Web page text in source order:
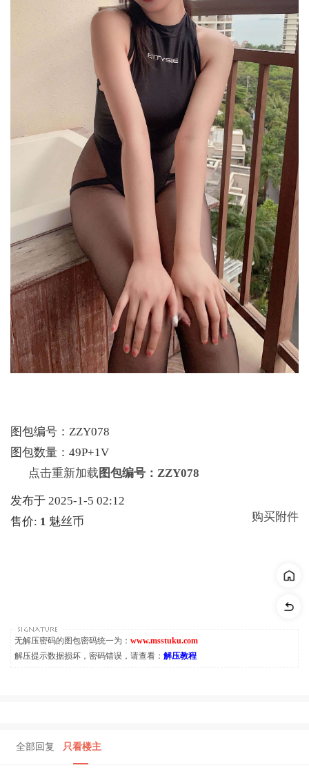
图包编号：ZZY078
图包数量：49P+1V
点击重新加载 图包编号：ZZY078
发布于 2025-1-5 02:12
售价: 1 魅丝币 购买附件
无解压密码的图包密码统一为： www.msstuku.com
解压提示数据损坏，密码错误，请查看： 解压教程
全部回复 只看楼主